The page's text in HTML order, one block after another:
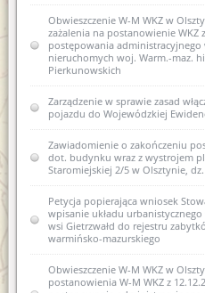
Zawiadomienie o zamiarze
zabytków archeologicznych
ewidencji zabytków 28 AZP
Zawiadomienie o włączeniu
archeologicznego lądowego
zabytków 3 AZP 13-61/10
Zawiadomienie o włączeniu
archeologicznego lądowego
zabytków 7 AZP 19-60/75
Zawiadomienie o włączeniu
archeologicznego lądowego
zabytków 18 AZP 27-66/32
Zawiadomienie o
zabytku archeologicznego V
Zawiadomienie o zamiarze
zabytku archeologicznego do
Obwieszczenie W-M WKZ w
zażalenia na postanowienie WKZ
postępowania
nieruchomych woj. Warm.-maz.
Pierkunowskich
Zarządzenie w sprawie zasad
pojazdu do Wojewódzkiej
Zawiadomienie o zakończeniu
dot. budynku wraz z wystrojem
Staromiejskiej 2/5 w Olsztynie,
Petycja popierająca wniosek
wpisanie układu
wsi Gietrzwałd do rejestru
warmińsko-mazurskiego
Obwieszczenie W-M WKZ w
postanowienia W-M WKZ z